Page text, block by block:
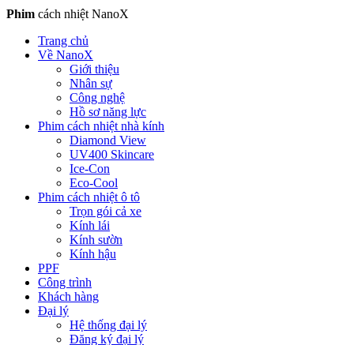
Phim cách nhiệt NanoX
Trang chủ
Về NanoX
Giới thiệu
Nhân sự
Công nghệ
Hồ sơ năng lực
Phim cách nhiệt nhà kính
Diamond View
UV400 Skincare
Ice-Con
Eco-Cool
Phim cách nhiệt ô tô
Trọn gói cả xe
Kính lái
Kính sườn
Kính hậu
PPF
Công trình
Khách hàng
Đại lý
Hệ thống đại lý
Đăng ký đại lý